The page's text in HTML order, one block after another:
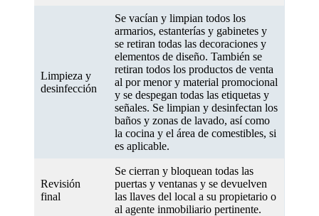
Limpieza y
desinfección
Se vacían y limpian todos los
armarios, estanterías y gabinetes y
se retiran todas las decoraciones y
elementos de diseño. También se
retiran todos los productos de venta
al por menor y material promocional
y se despegan todas las etiquetas y
señales. Se limpian y desinfectan los
baños y zonas de lavado, así como
la cocina y el área de comestibles, si
es aplicable.
Revisión
final
Se cierran y bloquean todas las
puertas y ventanas y se devuelven
las llaves del local a su propietario o
al agente inmobiliario pertinente.